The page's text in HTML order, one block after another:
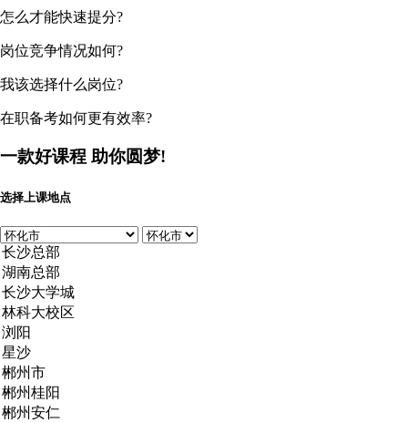
怎么才能快速提分?
岗位竞争情况如何?
我该选择什么岗位?
在职备考如何更有效率?
一款好课程 助你圆梦!
选择上课地点